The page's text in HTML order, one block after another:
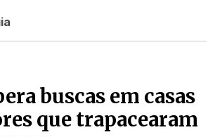
buscas em casas
que trapacearam